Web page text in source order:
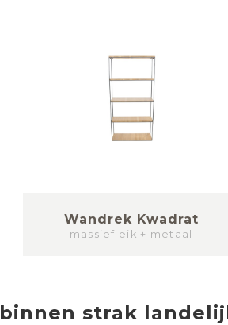
Wandrek Kwadrat
massief eik + metaal
binnen strak